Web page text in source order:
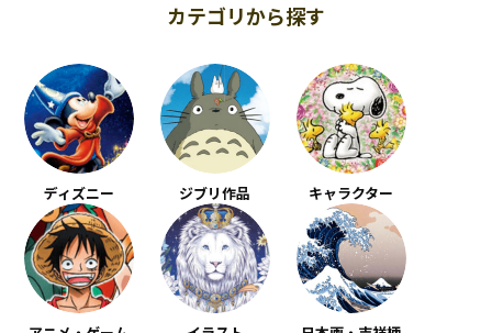
カテゴリから探す
ディズニー ジブリ作品 キャラクター